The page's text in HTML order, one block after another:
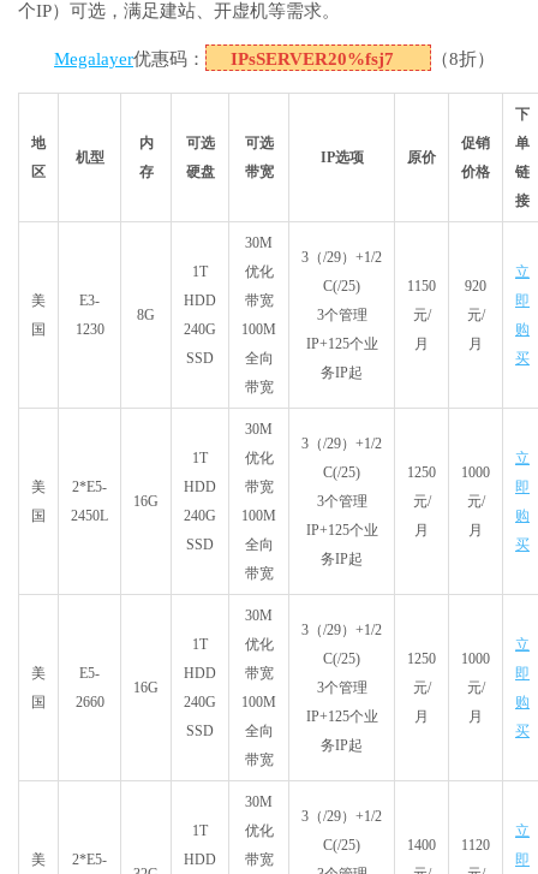
个IP）可选，满足建站、开虚机等需求。
Megalayer优惠码： IPsSERVER20%fsj7 （8折）
地
区
机型
内
存
可选
硬盘
可选
带宽
IP选项 原价
促销
价格
下
单
链
接
美
国
E3-
1230
8G
1T
HDD
240G
SSD
30M
优化
带宽
100M
全向
带宽
3（/29）+1/2
C(/25)
3个管理
IP+125个业
务IP起
1150
元/
月
920
元/
月
立
即
购
买
美
国
2*E5-
2450L
16G
1T
HDD
240G
SSD
30M
优化
带宽
100M
全向
带宽
3（/29）+1/2
C(/25)
3个管理
IP+125个业
务IP起
1250
元/
月
1000
元/
月
立
即
购
买
美
国
E5-
2660
16G
1T
HDD
240G
SSD
30M
优化
带宽
100M
全向
带宽
3（/29）+1/2
C(/25)
3个管理
IP+125个业
务IP起
1250
元/
月
1000
元/
月
立
即
购
买
美
2*E5-
1T
HDD
30M
优化
带宽
3（/29）+1/2
C(/25)
1400
1120
立
即